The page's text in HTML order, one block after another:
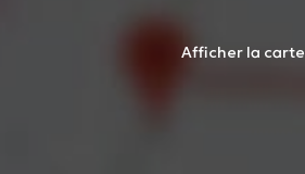
Afficher la carte